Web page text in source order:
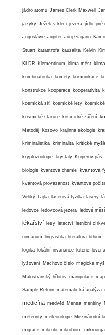
jádro atomu James Clerk Maxwell
jazyky Ježek v kleci jezera jídlo jiné
Jugoslávie Jupiter Jurij Gagarin
Stuart katastrofa kauzalita Kelvin
KLDR Klementinum klima měst
kombinatorika komety komunikace
konstrukce kooperace kooperativita
kosmická síť kosmické lety
kosmické stanice kosmické záření
Metoděj Kosovo krajinná ekologie
kriminalistika kriminalita kritické
kryptozoologie krystaly Kuiperův pás
biologie kvantová chemie kvantová
kvantová provázanost kvantové
Veliký Lajka laserová fyzika lasery
ledovce ledovcová jezera ledové
lékařství lesy letectví letniční
romanum lingvistika literatura lithium
logika lokální invariance loterie lovci
lyžování Machovo číslo magické
Malostranský hřbitov manipulace
Sample Return matematická analýza
medicína medvěd Mensa menšiny
meteority meteorologie Mezinárodní
migrace mikrobi mikrobiom